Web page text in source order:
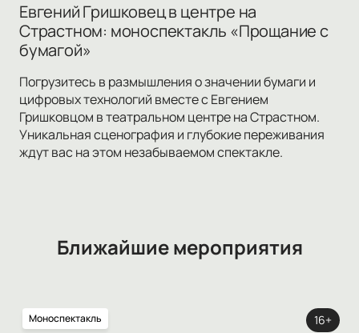
Евгений Гришковец в центре на
Страстном: моноспектакль «Прощание с
бумагой»
Погрузитесь в размышления о значении бумаги и
цифровых технологий вместе с Евгением
Гришковцом в театральном центре на Страстном.
Уникальная сценография и глубокие переживания
ждут вас на этом незабываемом спектакле.
Ближайшие мероприятия
Моноспектакль
16+